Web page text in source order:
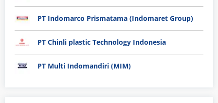
PT Indomarco Prismatama (Indomaret Group)
PT Chinli plastic Technology Indonesia
PT Multi Indomandiri (MIM)